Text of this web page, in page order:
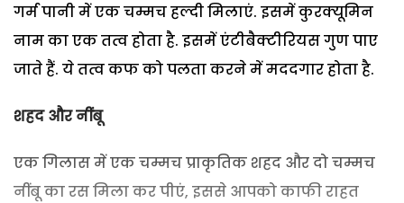
गर्म पानी में एक चम्मच हल्दी मिलाएं. इसमें कुरक्यूमिन
नाम का एक तत्व होता है. इसमें एंटीबैक्टीरियस गुण पाए
जाते हैं. ये तत्व कफ को पलता करने में मददगार होता है.
शहद और नींबू
एक गिलास में एक चम्मच प्राकृतिक शहद और दो चम्मच
नींबू का रस मिला कर पीएं, इससे आपको काफी राहत